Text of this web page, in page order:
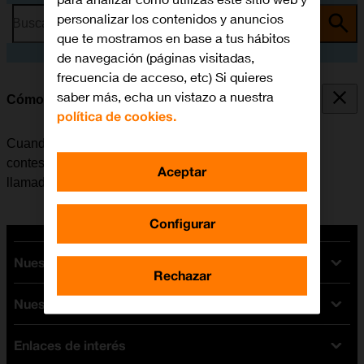
Busca por problema o tema
Cómo desviar las llamadas al contestador
Cuando no se contesta una llamada, esta se desvía al
contestador, donde se recogen los mensajes de las
llamadas.
Nuestras tarifas
Tarifas Orange
Tarifas fibra y móvil
Tarifas móviles
Nuestros dispositivos
Ofertas en móviles
Enlaces de interés
personalizar los contenidos y anuncios
que te mostramos en base a tus hábitos
de navegación (páginas visitadas,
frecuencia de acceso, etc) Si quieres
saber más, echa un vistazo a nuestra
política de cookies.
Configurar
Rechazar
Aceptar